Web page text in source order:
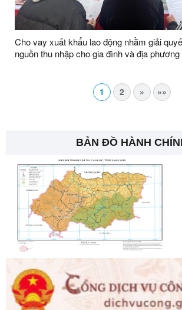
Cho vay xuất khẩu lao động nhằm giải
nguồn thu nhập cho gia đình và địa phương
1 2 » »»
BẢN ĐỒ HÀNH